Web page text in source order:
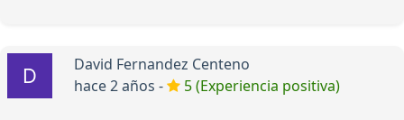
David Fernandez Centeno
hace 2 años -
5 (Experiencia positiva)